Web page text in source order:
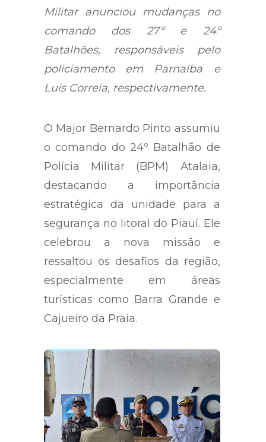
Militar anunciou mudanças no
comando dos 27º e 24º
Batalhões, responsáveis pelo
policiamento em Parnaíba e
Luís Correia, respectivamente.
O Major Bernardo Pinto assumiu
o comando do 24º Batalhão de
Polícia Militar (BPM) Atalaia,
destacando a importância
estratégica da unidade para a
segurança no litoral do Piauí. Ele
celebrou a nova missão e
ressaltou os desafios da região,
especialmente em áreas
turísticas como Barra Grande e
Cajueiro da Praia.